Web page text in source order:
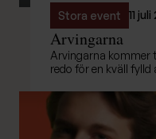
Stora event 11
Arvingarna
Arvingarna kommer
redo för en kväll